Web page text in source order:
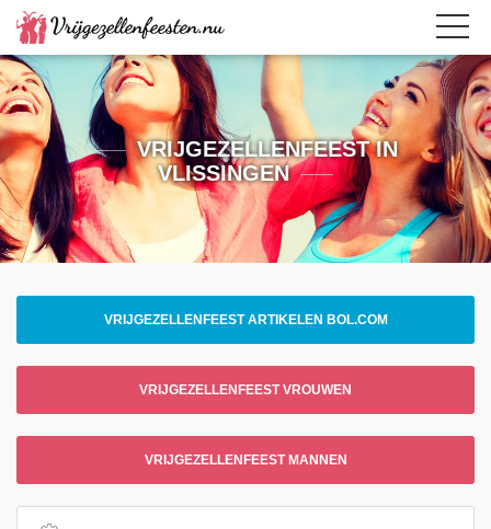
VRIJGEZELLENFEEST IN
VLISSINGEN
VRIJGEZELLENFEEST ARTIKELEN BOL.COM
VRIJGEZELLENFEEST VROUWEN
VRIJGEZELLENFEEST MANNEN